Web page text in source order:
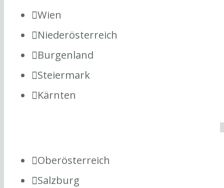
Wien
Niederösterreich
Burgenland
Steiermark
Kärnten
Oberösterreich
Salzburg